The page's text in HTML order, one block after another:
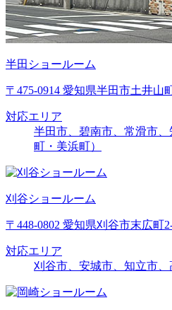
半田ショールーム
〒475-0914 愛知県半田市土井山
対応エリア
半田市、碧南市、常滑市
町・美浜町）
刈谷ショールーム
〒448-0802 愛知県刈谷市末広町
対応エリア
刈谷市、安城市、知立市、